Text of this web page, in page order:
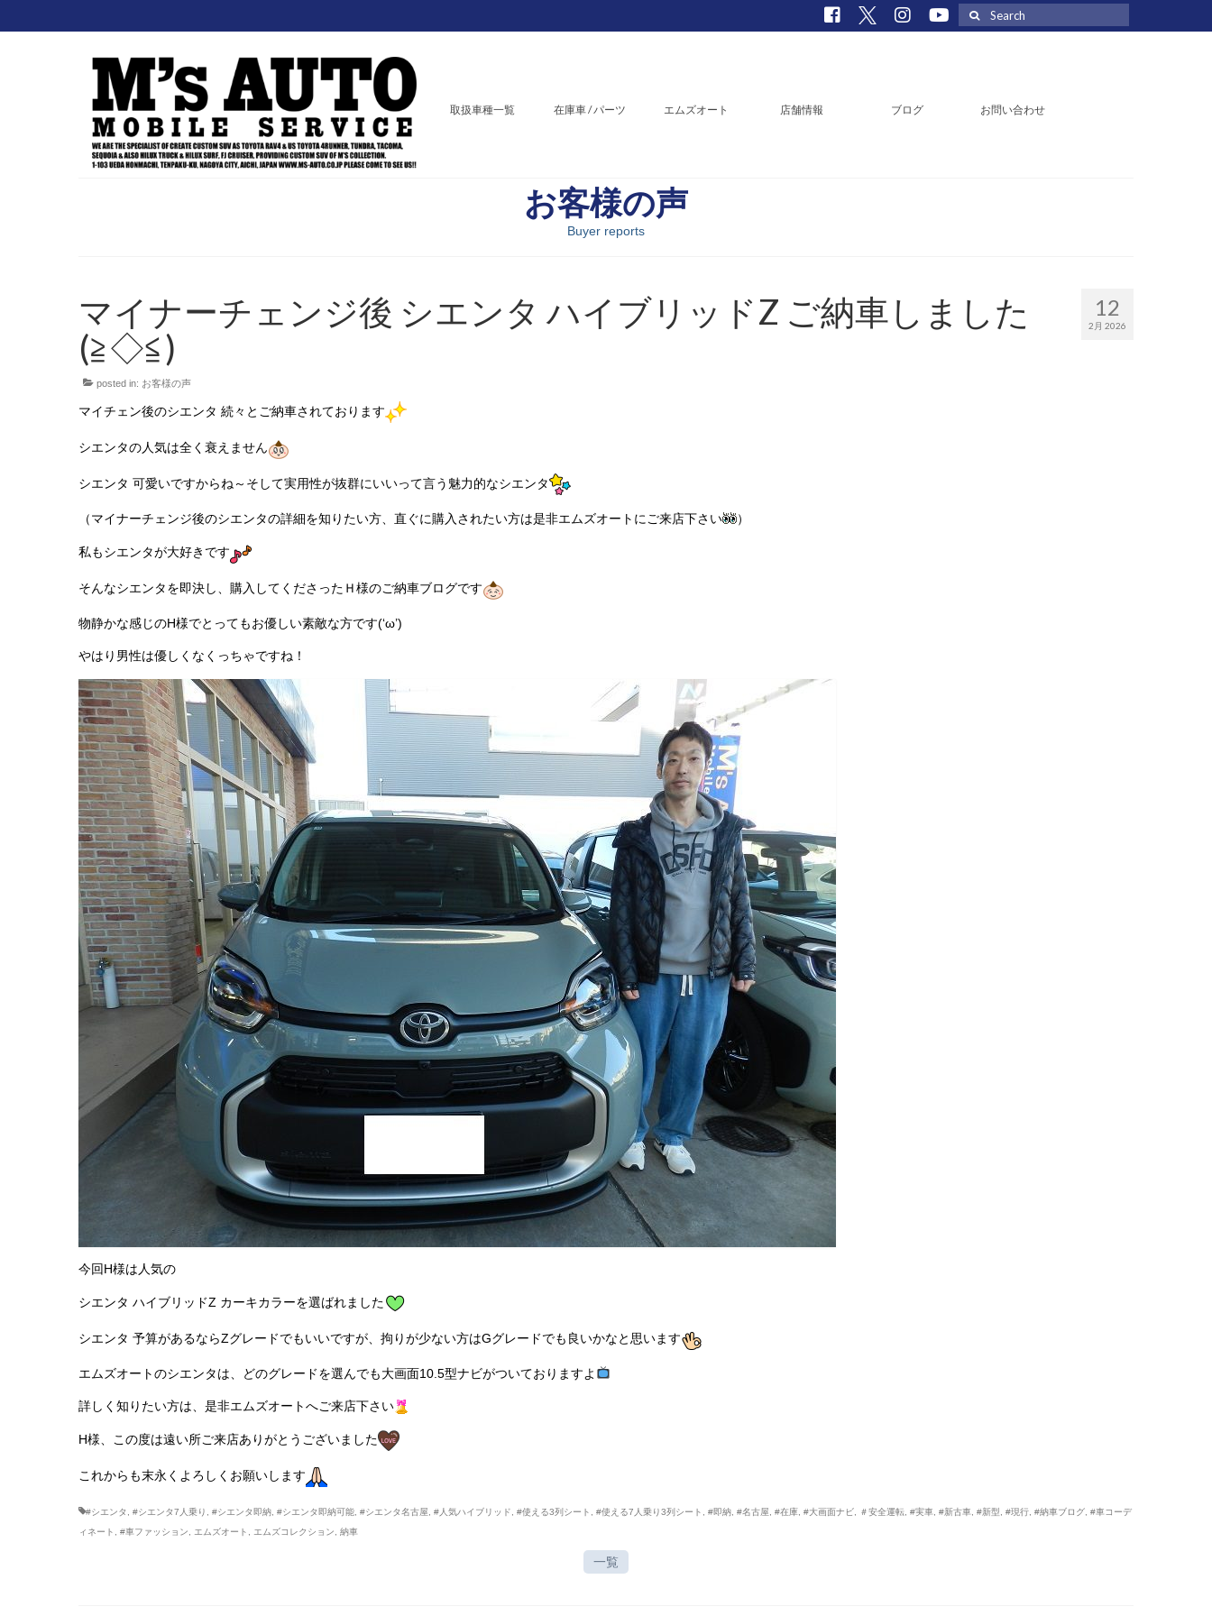
Search
for:
取扱車種一覧 在庫車 / パーツ エムズオート 店舗情報 ブログ お問い合わせ
お客様の声
Buyer reports
12
2月 2026
マイナーチェンジ後 シエンタ ハイブリッドZ ご納車しました
(≧◇≦)
posted in: お客様の声
マイチェン後のシエンタ 続々とご納車されております
シエンタの人気は全く衰えません
シエンタ 可愛いですからね～そして実用性が抜群にいいって言う魅力的なシエンタ
（マイナーチェンジ後のシエンタの詳細を知りたい方、直ぐに購入されたい方は是非エムズオートにご来店下さい ）
私もシエンタが大好きです
そんなシエンタを即決し、購入してくださったＨ様のご納車ブログです
物静かな感じのH様でとってもお優しい素敵な方です(‘ω’)
やはり男性は優しくなくっちゃですね！
今回H様は人気の
シエンタ ハイブリッドZ カーキカラーを選ばれました
シエンタ 予算があるならZグレードでもいいですが、拘りが少ない方はGグレードでも良いかなと思います
エムズオートのシエンタは、どのグレードを選んでも大画面10.5型ナビがついておりますよ
詳しく知りたい方は、是非エムズオートへご来店下さい
H様、この度は遠い所ご来店ありがとうございました
これからも末永くよろしくお願いします
#シエンタ #シエンタ7人乗り #シエンタ即納 #シエンタ即納可能 #シエンタ名古屋 #人気ハイブリッド #使える3列シート #使える7人乗り3列シート #即納 #名古屋 #在庫 #大画面ナビ ＃安全運転 #実車 #新古車 #新型 #現行 #納車ブログ #車コーデ
ィネート
#車ファッション エムズオート エムズコレクション 納車
一覧